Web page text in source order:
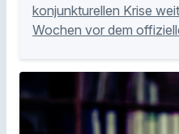
konjunkturellen Krise
Wochen vor dem